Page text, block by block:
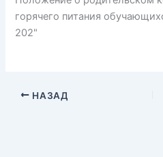
горячего питания
202"
НАЗАД